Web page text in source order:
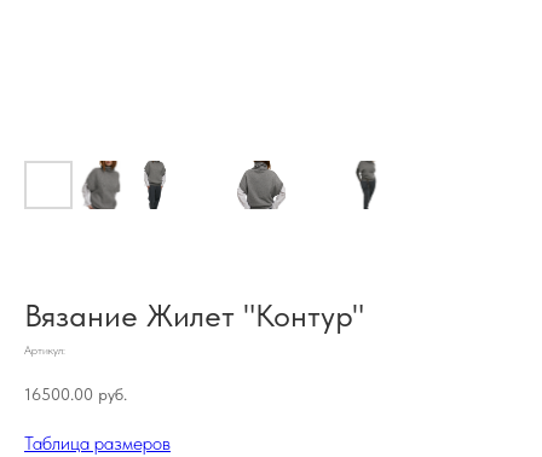
Вязание Жилет "Контур"
Артикул:
16500.00 руб.
Таблица размеров